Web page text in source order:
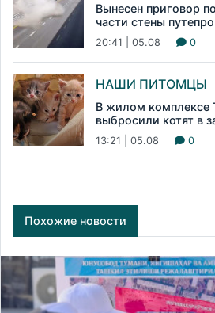
Вынесен приговор
части стены
20:41 | 05.08 0
НАШИ ПИТОМЦЫ
В жилом комплексе
выбросили котят в
13:21 | 05.08 0
Похожие новости